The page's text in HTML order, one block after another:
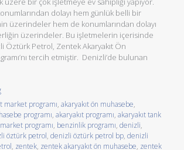
dolayı hem günlük belli bir
üzerindeler hem de konumlarından dolayı
üzerindeler. Bu işletmelerin içerisinde
Öztürk Petrol, Zentek Akaryakıt Ön
tercih etmiştir. Denizli’de bulunan
market programı,akaryakıt ön muhasebe,
programı,akaryakıt programı,akaryakıt tank
programı, benzinlik programı,denizli,
öztürk petrol,denizli öztürk petrol bp,denizli
, zentek, zentek akaryakıt ön muhasebe, zentek